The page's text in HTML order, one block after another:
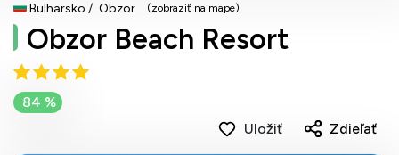
Bulharsko Obzor (zobraziť na mape)
Obzor Beach Resort
84 %
Uložiť
Zdieľať